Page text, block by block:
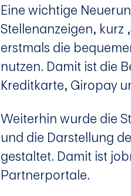
Eine wichtige
Stellenanzeigen, kurz
erstmals die
nutzen. Damit ist die
Kreditkarte, Giropay
Weiterhin wurde die
und die Darstellung
gestaltet. Damit ist
Partnerportale.